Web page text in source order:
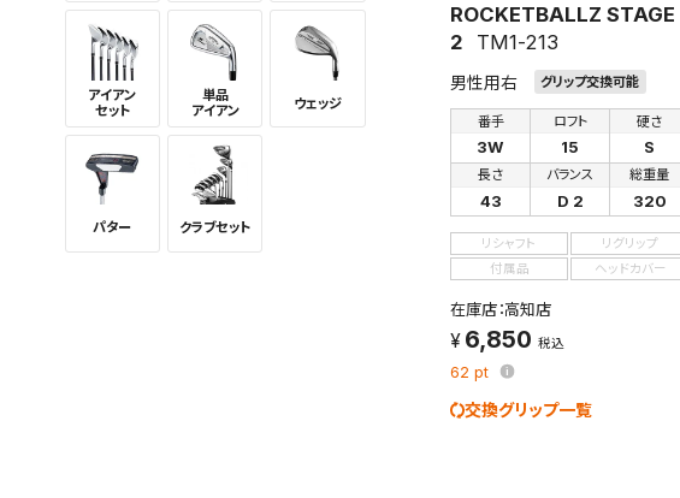
ROCKETBALLZ STAGE
2
TM1-213
男性用右 グリップ交換可能
番手
3W
ロフト
15
硬さ
S
長さ
43
バランス
D 2
総重量
320
リシャフト
リグリップ
付属品
ヘッドカバー
在庫店：高知店
6,850 税込
62 pt
交換グリップ一覧
アイアン
セット
単品
アイアン
ウェッジ
パター クラブセット